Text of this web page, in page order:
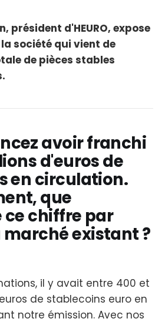
président d'HEURO, expose
société qui vient de
de pièces stables
avoir franchi
d'euros de
en circulation.
que
ce chiffre par
existant ?
il y avait entre 400 et
de stablecoins euro en
notre émission. Avec nos